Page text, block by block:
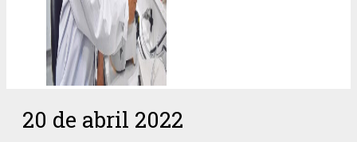
20 de abril 2022